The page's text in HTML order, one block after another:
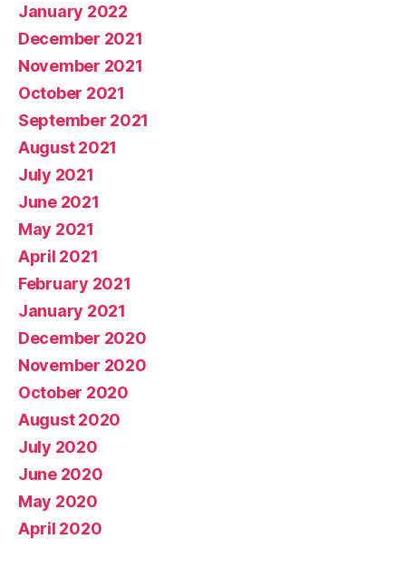
January 2022
December 2021
November 2021
October 2021
September 2021
August 2021
July 2021
June 2021
May 2021
April 2021
February 2021
January 2021
December 2020
November 2020
October 2020
August 2020
July 2020
June 2020
May 2020
April 2020